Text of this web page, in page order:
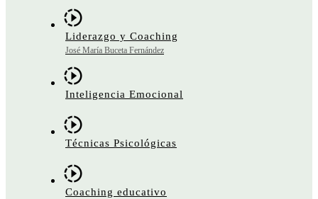
Liderazgo y Coaching
José María Buceta Fernández
Inteligencia Emocional
Técnicas Psicológicas
Coaching educativo